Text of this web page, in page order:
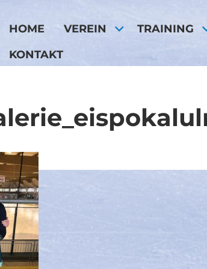
HOME VEREIN TRAINING
KONTAKT